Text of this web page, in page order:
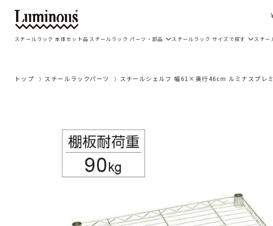
スチールラック 本体セット品 スチールラック パーツ・部品 スチールラック サイズで探す スチー
トップ スチールラックパーツ スチールシェルフ 幅61×奥行46cm ルミナスプレ